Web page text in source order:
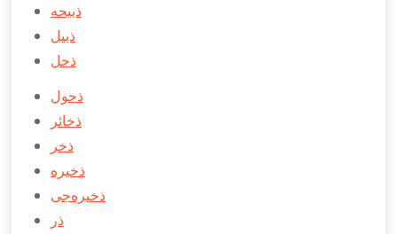
ذبیحه
ذبیل
ذحل
ذحول
ذخائر
ذخر
ذخيره
ذخيره‌جی
ذر